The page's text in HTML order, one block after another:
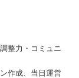
整力・コミュニ
作成、当日運営